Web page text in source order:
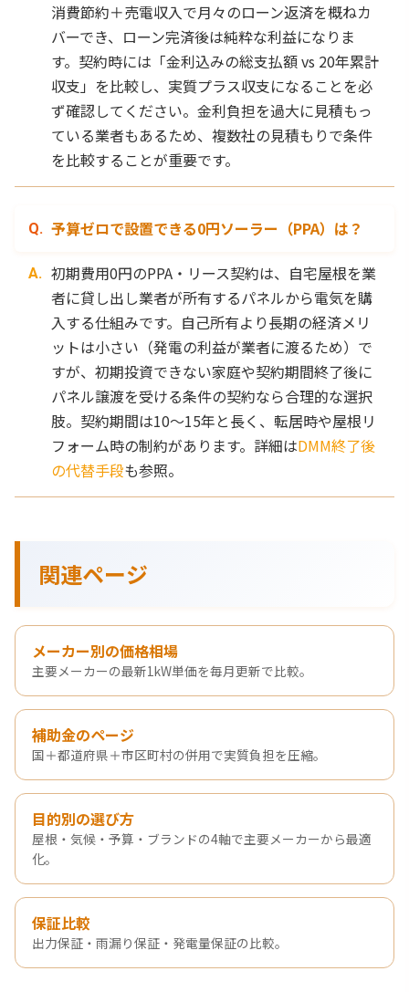
消費節約＋売電収入で月々のローン返済を概ねカ
バーでき、ローン完済後は純粋な利益になりま
す。契約時には「金利込みの総支払額 vs 20年累計
収支」を比較し、実質プラス収支になることを必
ず確認してください。金利負担を過大に見積もっ
ている業者もあるため、複数社の見積もりで条件
を比較することが重要です。
予算ゼロで設置できる0円ソーラー（PPA）は？
初期費用0円のPPA・リース契約は、自宅屋根を業
者に貸し出し業者が所有するパネルから電気を購
入する仕組みです。自己所有より長期の経済メリ
ットは小さい（発電の利益が業者に渡るため）で
すが、初期投資できない家庭や契約期間終了後に
パネル譲渡を受ける条件の契約なら合理的な選択
肢。契約期間は10〜15年と長く、転居時や屋根リ
フォーム時の制約があります。詳細はDMM終了後
の代替手段も参照。
関連ページ
メーカー別の価格相場
主要メーカーの最新1kW単価を毎月更新で比較。
補助金のページ
国＋都道府県＋市区町村の併用で実質負担を圧縮。
目的別の選び方
屋根・気候・予算・ブランドの4軸で主要メーカーから最適
化。
保証比較
出力保証・雨漏り保証・発電量保証の比較。